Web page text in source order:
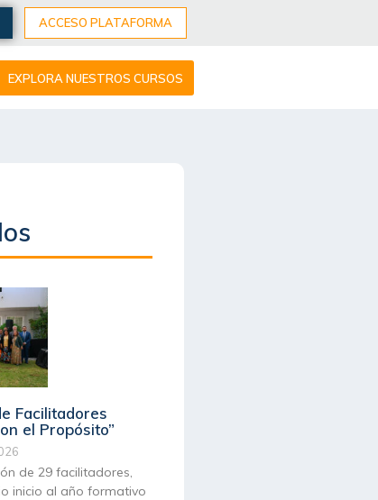
ACCESO PLATAFORMA
EXPLORA NUESTROS CURSOS
Facilitadores
el Propósito”
de 29 facilitadores,
inicio al año formativo